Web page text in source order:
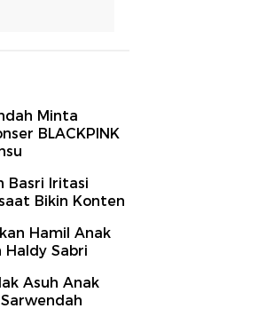
Minta
BLACKPINK
Basri Iritasi
Bikin Konten
Hamil Anak
Sabri
Asuh Anak